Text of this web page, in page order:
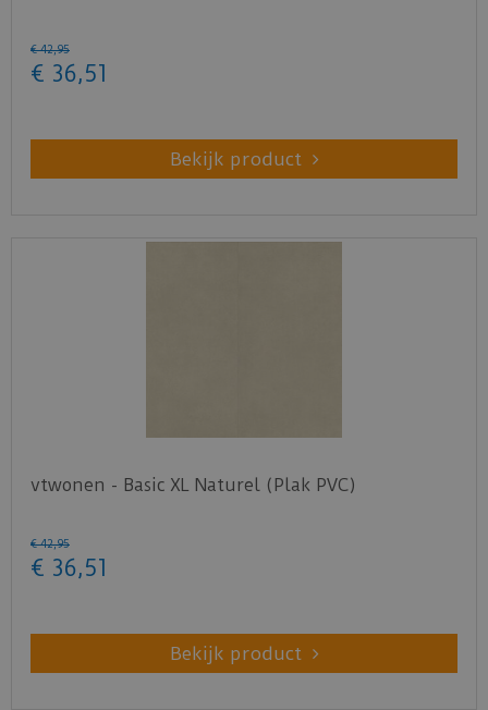
€ 42,95
€ 36,51
Bekijk product
vtwonen - Basic XL Naturel (Plak PVC)
€ 42,95
€ 36,51
Bekijk product